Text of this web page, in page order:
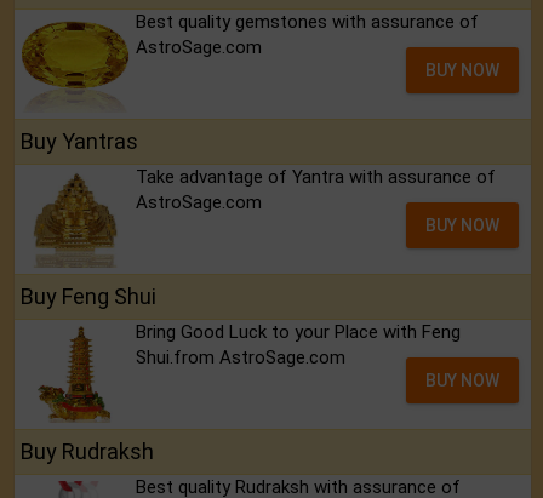
Best quality gemstones with assurance of
AstroSage.com
BUY NOW
Buy Yantras
Take advantage of Yantra with assurance of
AstroSage.com
BUY NOW
Buy Feng Shui
Bring Good Luck to your Place with Feng
Shui.from AstroSage.com
BUY NOW
Buy Rudraksh
Best quality Rudraksh with assurance of